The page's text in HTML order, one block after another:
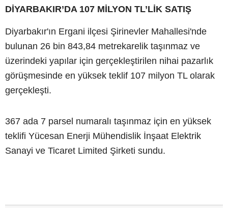
DİYARBAKIR’DA 107 MİLYON TL’LİK SATIŞ
Diyarbakır'ın Ergani ilçesi Şirinevler Mahallesi'nde
bulunan 26 bin 843,84 metrekarelik taşınmaz ve
üzerindeki yapılar için gerçekleştirilen nihai pazarlık
görüşmesinde en yüksek teklif 107 milyon TL olarak
gerçekleşti.
367 ada 7 parsel numaralı taşınmaz için en yüksek
teklifi Yücesan Enerji Mühendislik İnşaat Elektrik
Sanayi ve Ticaret Limited Şirketi sundu.